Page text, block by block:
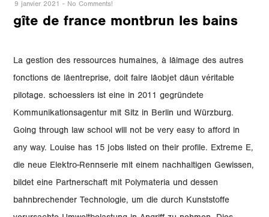
9 janvier 2021 - No Comments!
gîte de france montbrun les bains
La gestion des ressources humaines, à lâimage des autres
fonctions de lâentreprise, doit faire lâobjet dâun véritable
pilotage. schoesslers ist eine in 2011 gegründete
Kommunikationsagentur mit Sitz in Berlin und Würzburg.
Going through law school will not be very easy to afford in
any way. Louise has 15 jobs listed on their profile. Extreme E,
die neue Elektro-Rennserie mit einem nachhaltigen Gewissen,
bildet eine Partnerschaft mit Polymateria und dessen
bahnbrechender Technologie, um die durch Kunststoffe